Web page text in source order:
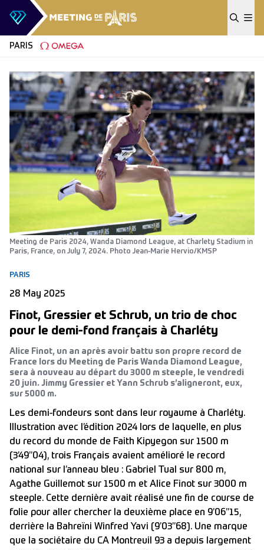
Skip to content
PARIS
Meeting de Paris 2024, Wanda Diamond League, at Charlety Stadium in
Paris, France, on July 7, 2024. Photo Jean-Marie Hervio/KMSP
PARIS
28 May 2025
Finot, Gressier et Schrub, un trio de choc
pour le demi-fond français à Charléty
Alice Finot, un an après avoir battu son propre record de
France lors du Meeting de Paris Wanda Diamond League,
sera à nouveau au départ du 3000 m steeple, le vendredi
20 juin. Jimmy Gressier et Yann Schrub s’aligneront, eux,
sur 5000 m.
Les demi-fondeurs sont dans leur royaume à Charléty.
Illustration avec l’édition 2024 lors de laquelle, en plus
du record du monde de Faith Kipyegon sur 1500 m
(3’49’’04), trois Français avaient amélioré le record
national sur l’anneau bleu : Gabriel Tual sur 800 m,
Agathe Guillemot sur 1500 m et Alice Finot sur 3000 m
steeple. Cette dernière avait réalisé une fin de course de
folie pour aller chercher la deuxième place en 9’06’’15,
derrière la Bahreïni Winfred Yavi (9’03’’68). Une marque
que la sociétaire du CA Montreuil 93 a depuis largement